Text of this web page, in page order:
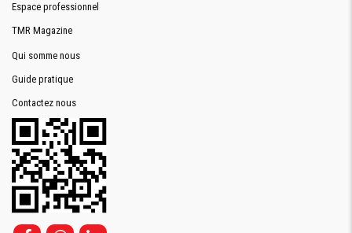
Espace professionnel
TMR Magazine
Qui somme nous
Guide pratique
Contactez nous